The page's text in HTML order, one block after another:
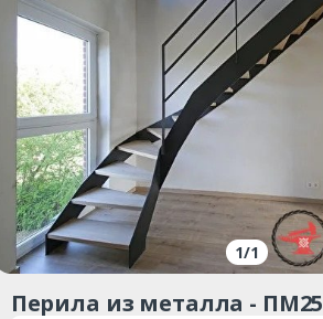
1/1
Перила из металла - ПМ25